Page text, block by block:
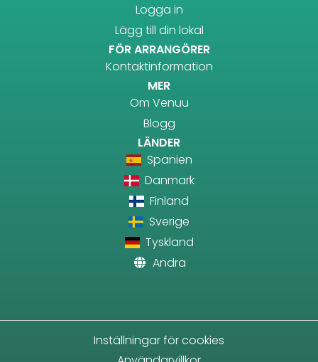
Logga in
Lägg till din lokal
FÖR ARRANGÖRER
Kontaktinformation
MER
Om Venuu
Blogg
LÄNDER
Spanien
Danmark
Finland
Sverige
Tyskland
Andra
Inställningar för cookies